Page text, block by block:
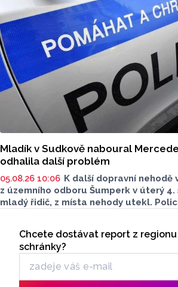
Mladík v Sudkově naboural
odhalila další problém
05.08.26 10:06 K další dopravní nehodě
z územního odboru Šumperk v úterý
mladý řidič, z místa nehody utekl.
Odběr newsletteru
Chcete dostávat report z
schránky?